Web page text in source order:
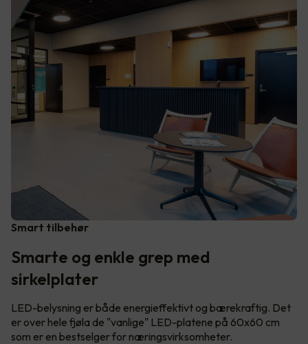
Smart tilbehør
Smarte og enkle grep med
sirkelplater
LED-belysning er både energieffektivt og bærekraftig. Det
er over hele fjøla de "vanlige" LED-platene på 60x60 cm
som er en bestselger for næringsvirksomheter.